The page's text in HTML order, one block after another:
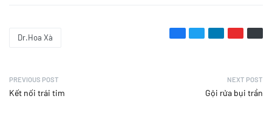
Dr.Hoa Xà
PREVIOUS POST
Kết nối trái tim
NEXT POST
Gội rửa bụi trần